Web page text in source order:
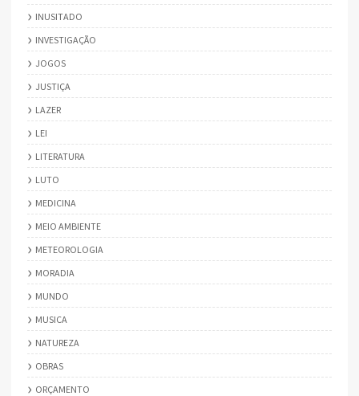
INUSITADO
INVESTIGAÇÃO
JOGOS
JUSTIÇA
LAZER
LEI
LITERATURA
LUTO
MEDICINA
MEIO AMBIENTE
METEOROLOGIA
MORADIA
MUNDO
MUSICA
NATUREZA
OBRAS
ORÇAMENTO